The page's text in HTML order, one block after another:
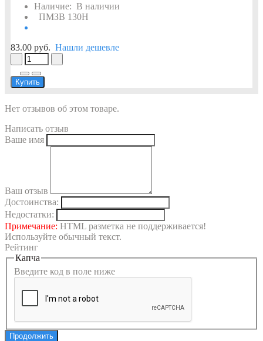
Наличие: В наличии
ПМЗВ 130Н
83.00 руб. Нашли дешевле
Купить
Нет отзывов об этом товаре.
Написать отзыв
Ваше имя
Ваш отзыв
Достоинства:
Недостатки:
Примечание: HTML разметка не поддерживается!
Используйте обычный текст.
Рейтинг
Капча
Введите код в поле ниже
Продолжить